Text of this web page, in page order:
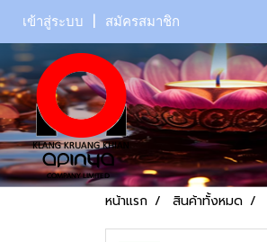
เข้าสู่ระบบ สมัครสมาชิก
หน้าแรก สินค้าทั้งหมด